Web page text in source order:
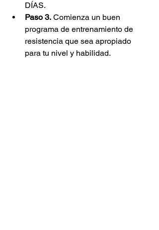
DÍAS.
Paso 3. Comienza un buen
programa de entrenamiento de
resistencia que sea apropiado
para tu nivel y habilidad.